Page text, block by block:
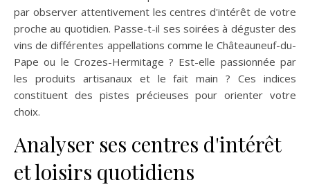
par observer attentivement les centres d'intérêt de votre
proche au quotidien. Passe-t-il ses soirées à déguster des
vins de différentes appellations comme le Châteauneuf-du-
Pape ou le Crozes-Hermitage ? Est-elle passionnée par
les produits artisanaux et le fait main ? Ces indices
constituent des pistes précieuses pour orienter votre
choix.
Analyser ses centres d'intérêt
et loisirs quotidiens